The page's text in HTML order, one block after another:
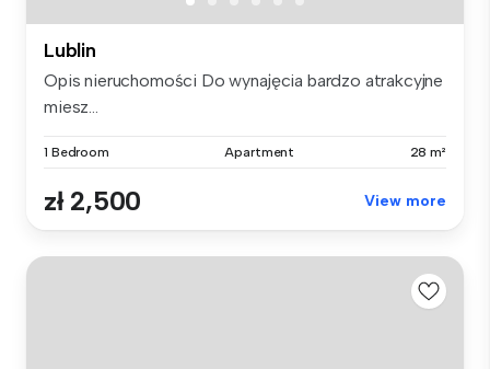
Lublin
Opis nieruchomości Do wynajęcia bardzo atrakcyjne
miesz...
1 Bedroom Apartment 28 m²
zł 2,500 View more